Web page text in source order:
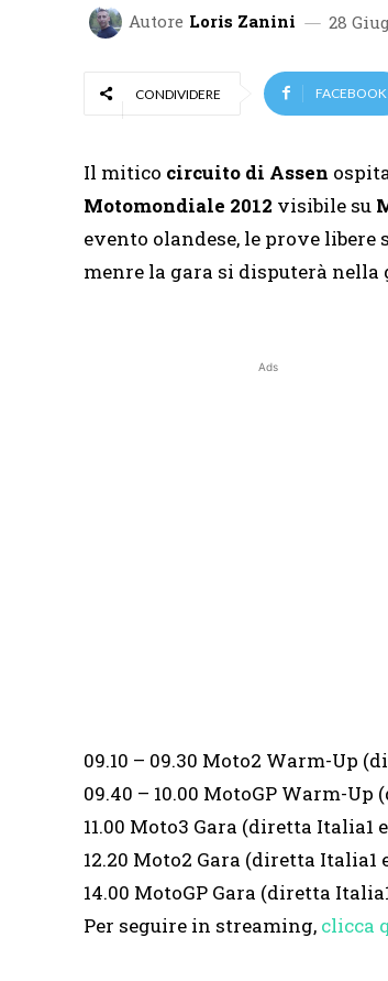
Autore Loris Zanini 28
CONDIVIDERE FACEBOOK
Il mitico circuito di Assen
Motomondiale 2012 visibile su
evento olandese, le prove libere
menre la gara si disputerà
Ads
09.10 – 09.30 Moto2 Warm-Up
09.40 – 10.00 MotoGP Warm-
11.00 Moto3 Gara (diretta Italia1
12.20 Moto2 Gara (diretta Italia1
14.00 MotoGP Gara (diretta
Per seguire in streaming, clicca